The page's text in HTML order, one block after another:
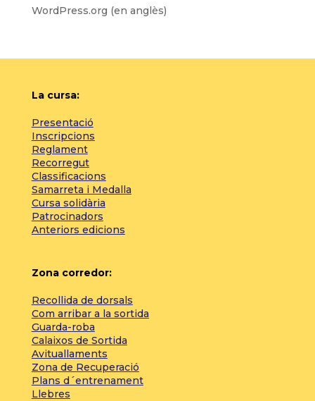
WordPress.org (en anglès)
La cursa:
Presentació
Inscripcions
Reglament
Recorregut
Classificacions
Samarreta i Medalla
Cursa solidària
Patrocinadors
Anteriors edicions
Zona corredor:
Recollida de dorsals
Com arribar a la sortida
Guarda-roba
Calaixos de Sortida
Avituallaments
Zona de Recuperació
Plans d´entrenament
Llebres